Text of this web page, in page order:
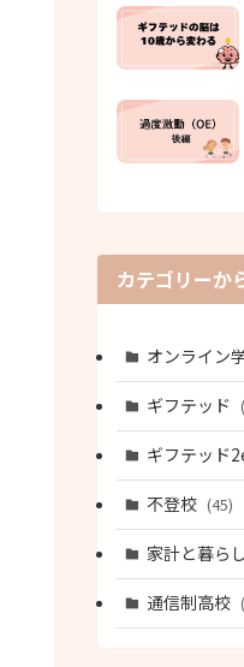
カテゴリーか
オンライン
ギフテッド
ギフテッド
不登校 (45)
家計と暮らし
通信制高校